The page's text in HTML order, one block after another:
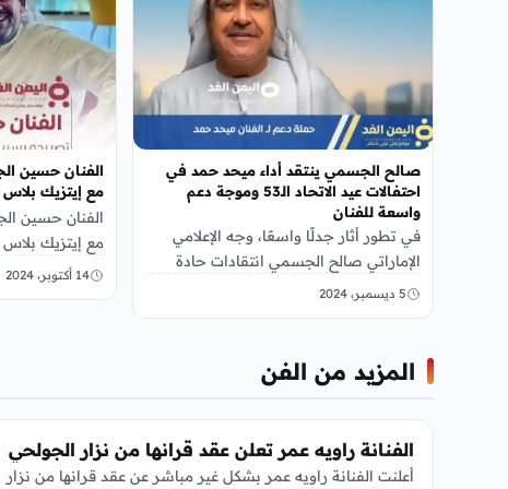
صالح الجسمي ينتقد أداء ميحد حمد في
احتفالات عيد الاتحاد الـ53 وموجة دعم
واسعة للفنان
في تطور أثار جدلًا واسعًا، وجه الإعلامي
الإماراتي صالح الجسمي انتقادات حادة
للفنان الإماراتي ميحد حمد بسبب أدائه
5 ديسمبر، 2024
الفنان حسين
مع إيتزيك بلاس
الفنان حسين
مع إيتزيك
الأماكن والذي
14 أكتوبر، 2024
المزيد من الفن
الفنانة راويه عمر تعلن عقد قرانها من نزار الجولحي
أعلنت الفنانة راويه عمر بشكل غير مباشر عن عقد قرانها من نزار